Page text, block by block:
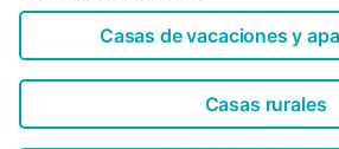
Casas de vacaciones y
Casas rurales